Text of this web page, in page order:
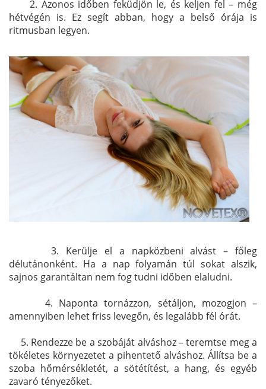
2. Azonos időben feküdjön le, és keljen fel – még
hétvégén is. Ez segít abban, hogy a belső órája is
ritmusban legyen.
3. Kerülje el a napközbeni alvást – főleg
délutánonként. Ha a nap folyamán túl sokat alszik,
sajnos garantáltan nem fog tudni időben elaludni.
4. Naponta tornázzon, sétáljon, mozogjon –
amennyiben lehet friss levegőn, és legalább fél órát.
5. Rendezze be a szobáját alváshoz – teremtse meg a
tökéletes környezetet a pihentető alváshoz. Állítsa be a
szoba hőmérsékletét, a sötétítést, a hang, és egyéb
zavaró tényezőket.